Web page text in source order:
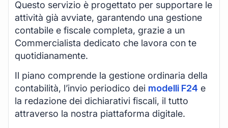
Questo servizio è progettato per supportare le
attività già avviate, garantendo una gestione
contabile e fiscale completa, grazie a un
Commercialista dedicato che lavora con te
quotidianamente.
Il piano comprende la gestione ordinaria della
contabilità, l’invio periodico dei modelli F24 e
la redazione dei dichiarativi fiscali, il tutto
attraverso la nostra piattaforma digitale.